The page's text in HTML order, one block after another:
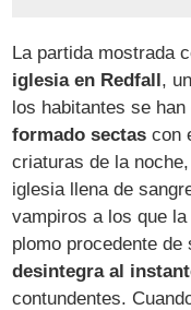
La partida mostrada
iglesia en Redfall,
los habitantes se
formado sectas con
criaturas de la
iglesia llena de
vampiros a los que
plomo procedente de
desintegra al
contundentes.